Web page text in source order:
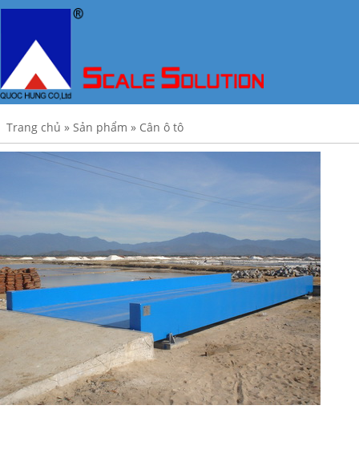
Trang chủ » Sản phẩm » Cân ô tô